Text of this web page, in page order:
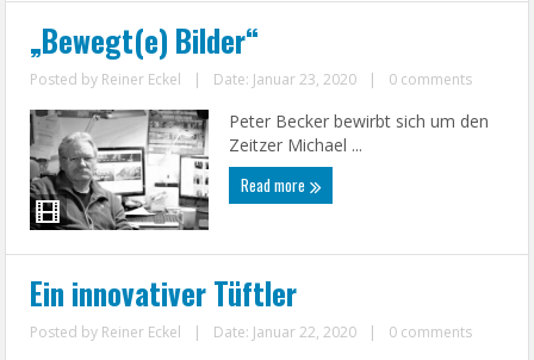
„Bewegt(e) Bilder“
Posted by Reiner Eckel | Date: Januar 23, 2020 | 0 comments
Peter Becker bewirbt sich um den
Zeitzer Michael ...
Read more
Ein innovativer Tüftler
Posted by Reiner Eckel | Date: Januar 22, 2020 | 0 comments